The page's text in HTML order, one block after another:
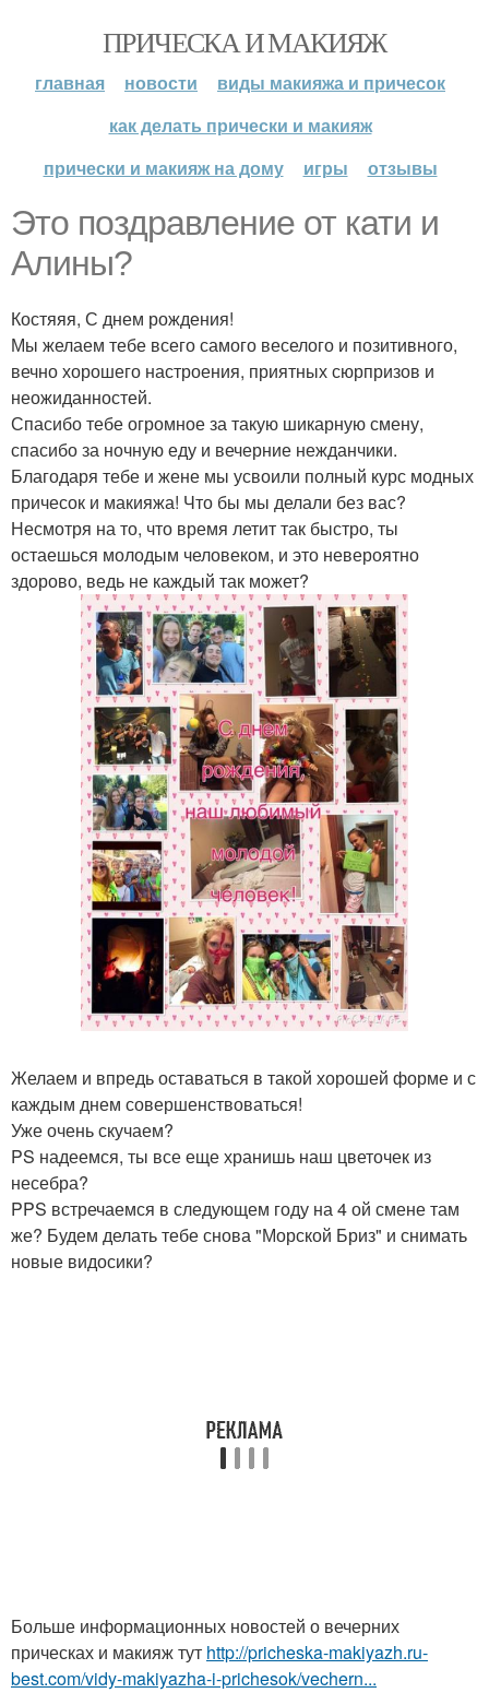
ПРИЧЕСКА И МАКИЯЖ
главная новости
виды макияжа и причесок
как делать прически и макияж
прически и макияж на дому
игры отзывы
Это поздравление от кати и
Алины?
Костяяя, С днем рождения!
Мы желаем тебе всего самого веселого и позитивного,
вечно хорошего настроения, приятных сюрпризов и
неожиданностей.
Спасибо тебе огромное за такую шикарную смену,
спасибо за ночную еду и вечерние нежданчики.
Благодаря тебе и жене мы усвоили полный курс модных
причесок и макияжа! Что бы мы делали без вас?
Несмотря на то, что время летит так быстро, ты
остаешься молодым человеком, и это невероятно
здорово, ведь не каждый так может?
Желаем и впредь оставаться в такой хорошей форме и с
каждым днем совершенствоваться!
Уже очень скучаем?
PS надеемся, ты все еще хранишь наш цветочек из
несебра?
PPS встречаемся в следующем году на 4 ой смене там
же? Будем делать тебе снова "Морской Бриз" и снимать
новые видосики?
Больше информационных новостей о вечерних
прическах и макияж тут http://pricheska-makiyazh.ru-
best.com/vidy-makiyazha-i-prichesok/vechern...